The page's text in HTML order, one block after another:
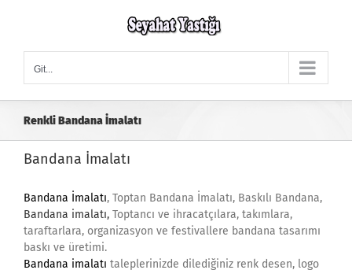
Git...
Renkli Bandana İmalatı
Bandana İmalatı
Bandana İmalatı, Toptan Bandana İmalatı, Baskılı Bandana,
Bandana imalatı, Toptancı ve ihracatçılara, takımlara,
taraftarlara, organizasyon ve festivallere bandana tasarımı
baskı ve üretimi.
Bandana imalatı taleplerinizde dilediğiniz renk desen, logo